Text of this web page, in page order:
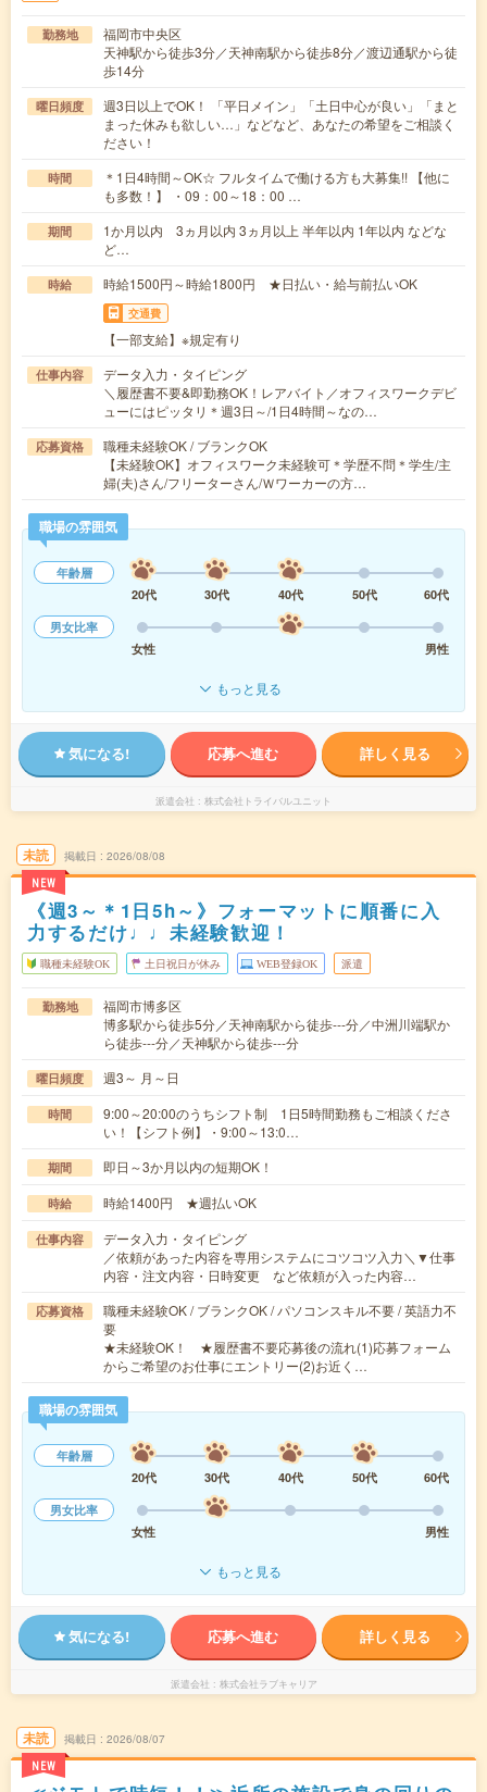
勤務地
福岡市中央区
天神駅から徒歩3分／天神南駅から徒歩8分／渡辺通駅から徒
歩14分
曜日頻度
週3日以上でOK！ 「平日メイン」「土日中心が良い」「まと
まった休みも欲しい…」などなど、あなたの希望をご相談く
ださい！
時間
＊1日4時間～OK☆ フルタイムで働ける方も大募集!! 【他に
も多数！】 ・09：00～18：00 …
期間
1か月以内 3ヵ月以内 3ヵ月以上 半年以内 1年以内 などな
ど…
時給 時給1500円～時給1800円 ★日払い・給与前払いOK
交通費
【一部支給】※規定有り
仕事内容
データ入力・タイピング
＼履歴書不要&即勤務OK！レアバイト／オフィスワークデビ
ューにはピッタリ＊週3日～/1日4時間～なの…
応募資格
職種未経験OK / ブランクOK
【未経験OK】オフィスワーク未経験可＊学歴不問＊学生/主
婦(夫)さん/フリーターさん/Ｗワーカーの方…
職場の雰囲気
年齢層
20代
30代 40代 50代
60代
男女比率
女性
男性
もっと見る
気になる! 応募へ進む 詳しく見る
派遣会社 株式会社トライバルユニット
未読
NEW
掲載日 2026/08/08
《週3～＊1日5h～》フォーマットに順番に入
力するだけ♩♩未経験歓迎！
職種未経験OK 土日祝日が休み WEB登録OK 派遣
勤務地
福岡市博多区
博多駅から徒歩5分／天神南駅から徒歩---分／中洲川端駅か
ら徒歩---分／天神駅から徒歩---分
曜日頻度 週3～ 月～日
時間
9:00～20:00のうちシフト制 1日5時間勤務もご相談くださ
い！【シフト例】・9:00～13:0…
期間 即日～3か月以内の短期OK！
時給 時給1400円 ★週払いOK
仕事内容
データ入力・タイピング
／依頼があった内容を専用システムにコツコツ入力＼▼仕事
内容・注文内容・日時変更 など依頼が入った内容…
応募資格
職種未経験OK / ブランクOK / パソコンスキル不要 / 英語力不
要
★未経験OK！ ★履歴書不要応募後の流れ(1)応募フォーム
からご希望のお仕事にエントリー(2)お近く…
職場の雰囲気
年齢層
20代
30代 40代 50代
60代
男女比率
女性
男性
もっと見る
気になる! 応募へ進む 詳しく見る
派遣会社 株式会社ラブキャリア
未読
NEW
掲載日 2026/08/07